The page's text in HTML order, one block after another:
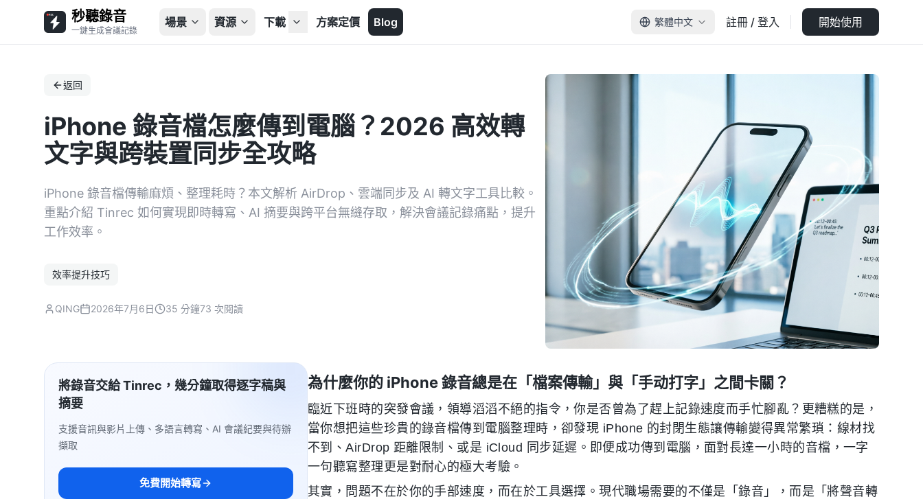
秒聽錄音
一鍵生成會議記錄
場景 資源 下載 方案定價 Blog 繁體中文 註冊 / 登入 開始使用
返回
iPhone 錄音檔怎麼傳到電腦？2026 高效轉
文字與跨裝置同步全攻略
iPhone 錄音檔傳輸麻煩、整理耗時？本文解析 AirDrop、雲端同步及 AI 轉文字工具比較。
重點介紹 Tinrec 如何實現即時轉寫、AI 摘要與跨平台無縫存取，解決會議記錄痛點，提升
工作效率。
效率提升技巧
QING 2026年7月6日 35 分鐘73 次閱讀
將錄音交給 Tinrec，幾分鐘取得逐字稿與
摘要
支援音訊與影片上傳、多語言轉寫、AI 會議紀要與待辦
擷取
免費開始轉寫
為什麼你的 iPhone 錄音總是在「檔案傳輸」與「手动打字」之間卡關？
臨近下班時的突發會議，領導滔滔不絕的指令，你是否曾為了趕上記錄速度而手忙腳亂？更糟糕的是，
當你想把這些珍貴的錄音檔傳到電腦整理時，卻發現 iPhone 的封閉生態讓傳輸變得異常繁瑣：線材找
不到、AirDrop 距離限制、或是 iCloud 同步延遲。即便成功傳到電腦，面對長達一小時的音檔，一字
一句聽寫整理更是對耐心的極大考驗。
其實，問題不在於你的手部速度，而在於工具選擇。現代職場需要的不僅是「錄音」，而是「將聲音轉